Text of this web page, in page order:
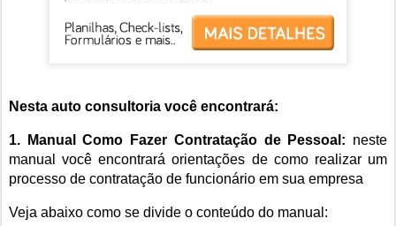
Nesta auto consultoria você encontrará:
1. Manual Como Fazer Contratação de Pessoal: neste
manual você encontrará orientações de como realizar um
processo de contratação de funcionário em sua empresa
Veja abaixo como se divide o conteúdo do manual: